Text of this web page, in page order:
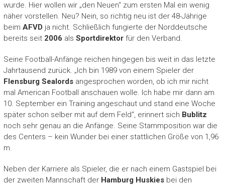
wurde. Hier wollen wir „den Neuen“ zum ersten Mal ein wenig
näher vorstellen. Neu? Nein, so richtig neu ist der 48-Jährige
beim AFVD ja nicht. Schließlich fungierte der Norddeutsche
bereits seit 2006 als Sportdirektorfür den Verband.
Seine Football-Anfänge reichen hingegen bis weit in das letzte
Jahrtausend zurück. „Ich bin 1989 von einem Spieler der
Flensburg Sealordsangesprochen worden, ob ich mir nicht
mal American Football anschauen wolle. Ich habe mir dann am
10. September ein Training angeschaut und stand eine Woche
später schon selber mit auf dem Feld“, erinnert sich Bublitz
noch sehr genau an die Anfänge. Seine Stammposition war die
des Centers – kein Wunder bei einer stattlichen Größe von 1,96
m.
Neben der Karriere als Spieler, die er nach einem Gastspiel bei
der zweiten Mannschaft der Hamburg Huskiesbei den